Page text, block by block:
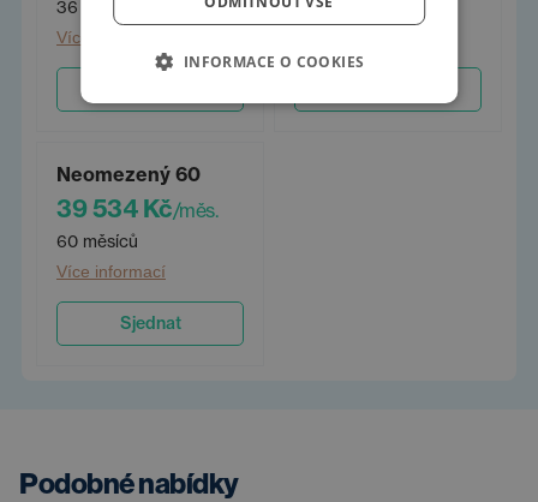
36 měsíců
Více informací
48 měsíců
Neomezený 60
39 534 Kč/měs.
60 měsíců
Více informací
Sjednat
Podobné nabídky
INFORMACE O COOKIES